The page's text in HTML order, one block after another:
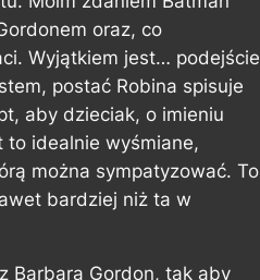
oraz, co
Wyjątkiem jest… podejście
postać Robina spisuje
aby dzieciak, o imieniu
to idealnie wyśmiane,
można sympatyzować. To
bardziej niż ta w
Barbarą Gordon, tak aby